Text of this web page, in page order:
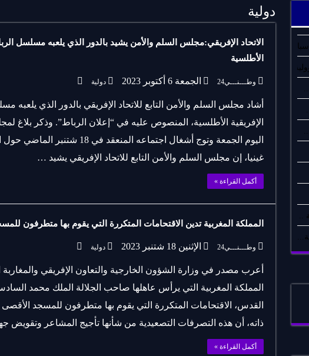
دولية
الاتحاد الإفريقي:مجلس السلم والأمن يشيد بالدور الذي يلعبه مسلسل
الأطلسية
وطـــنـــي24 الجمعة 6 أكتوبر 2023 دولية
أشاد مجلس السلم والأمن التابع للاتحاد الإفريقي بالدور الذي يلعبه
الإفريقية الأطلسية، المنصوص عليه في “إعلان الرباط”. وذكر بلاغ
اليوم الجمعة وتوج أشغال اجتماعه
غينيا، إن مجلس السلم والأمن التابع للاتحاد الإفريقي يشيد …
أكمل القراءة »
المملكة المغربية تدين الاقتحامات المتكررة التي يقوم بها متطرفون
وطـــنـــي24 الإثنين 18 شتنبر 2023 دولية
أعرب مصدر في وزارة الشؤون الخارجية والتعاون الإفريقي والمغاربة
المملكة المغربية التي يرأس عاهلها صاحب الجلالة الملك محمد
القدس، الاقتحامات المتكررة التي يقوم بها متطرفون للمسجد الأقصى
ذاته، أن هذه التصرفات التصعيدية من شأنها تأجيج المشاعر وتقويض
أكمل القراءة »
..